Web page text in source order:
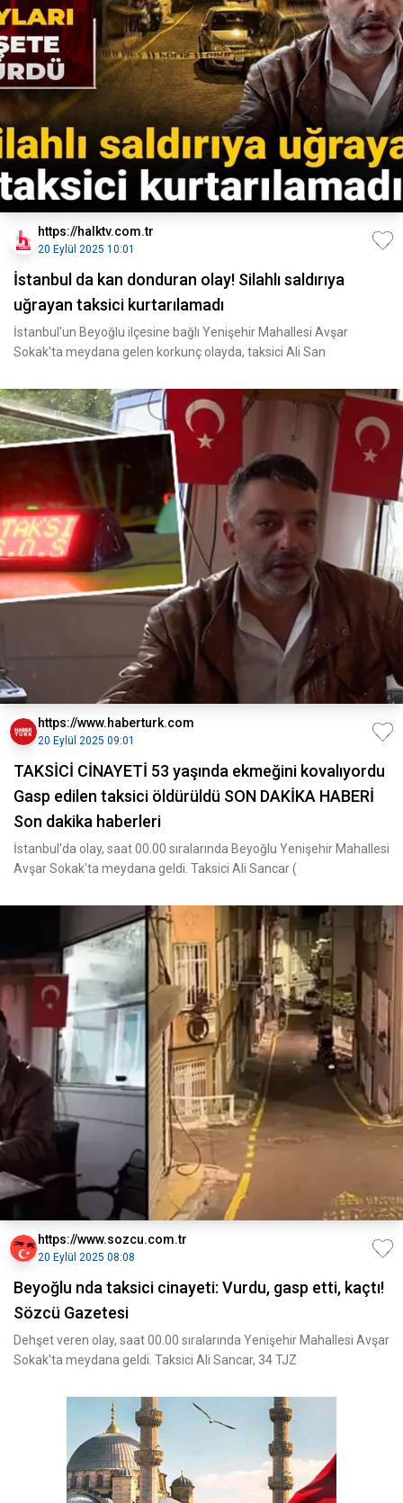
https://halktv.com.tr
20 Eylül 2025 10:01
İstanbul da kan donduran olay! Silahlı saldırıya
uğrayan taksici kurtarılamadı
İstanbul'un Beyoğlu ilçesine bağlı Yenişehir Mahallesi Avşar
Sokak'ta meydana gelen korkunç olayda, taksici Ali San
https://www.haberturk.com
20 Eylül 2025 09:01
TAKSİCİ CİNAYETİ 53 yaşında ekmeğini kovalıyordu
Gasp edilen taksici öldürüldü SON DAKİKA HABERİ
Son dakika haberleri
İstanbul'da olay, saat 00.00 sıralarında Beyoğlu Yenişehir Mahallesi
Avşar Sokak'ta meydana geldi. Taksici Ali Sancar (
https://www.sozcu.com.tr
20 Eylül 2025 08:08
Beyoğlu nda taksici cinayeti: Vurdu, gasp etti, kaçtı!
Sözcü Gazetesi
Dehşet veren olay, saat 00.00 sıralarında Yenişehir Mahallesi Avşar
Sokak'ta meydana geldi. Taksici Ali Sancar, 34 TJZ